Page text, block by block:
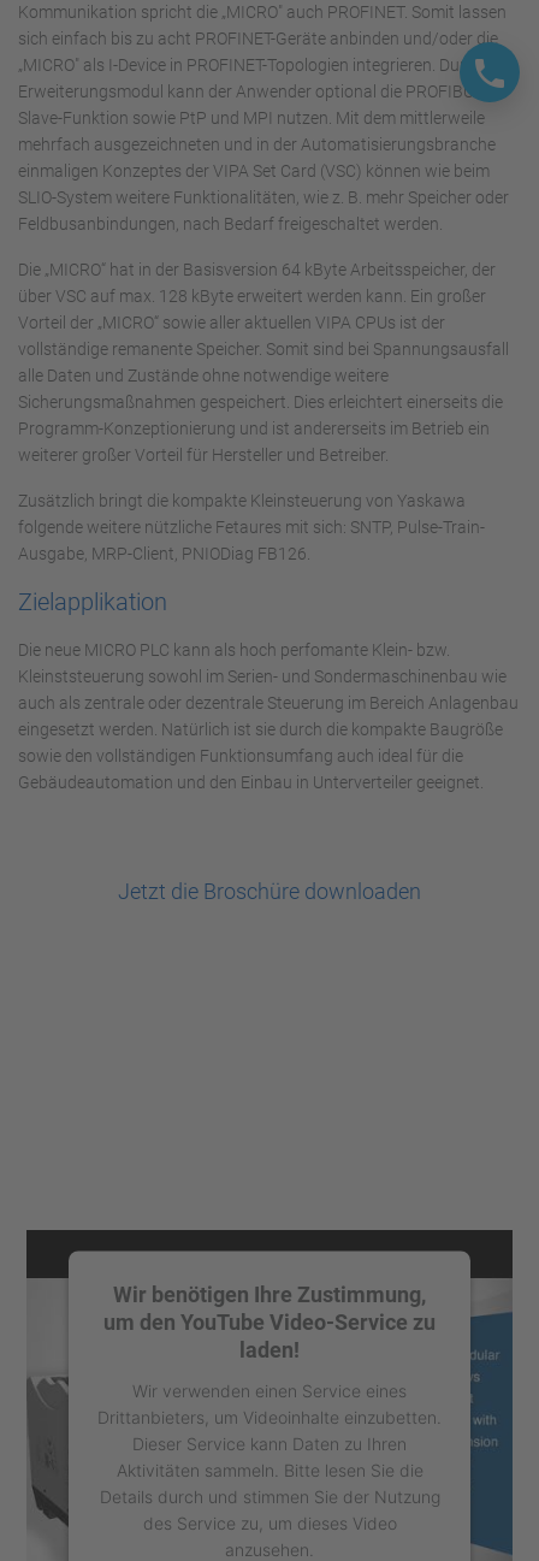
Kommunikation spricht die „MICRO" auch PROFINET. Somit lassen
sich einfach bis zu acht PROFINET-Geräte anbinden und/oder die
„MICRO" als I-Device in PROFINET-Topologien integrieren. Durch ein
Erweiterungsmodul kann der Anwender optional die PROFIBUS-
Slave-Funktion sowie PtP und MPI nutzen. Mit dem mittlerweile
mehrfach ausgezeichneten und in der Automatisierungsbranche
einmaligen Konzeptes der VIPA Set Card (VSC) können wie beim
SLIO-System weitere Funktionalitäten, wie z. B. mehr Speicher oder
Feldbusanbindungen, nach Bedarf freigeschaltet werden.
Die „MICRO“ hat in der Basisversion 64 kByte Arbeitsspeicher, der
über VSC auf max. 128 kByte erweitert werden kann. Ein großer
Vorteil der „MICRO“ sowie aller aktuellen VIPA CPUs ist der
vollständige remanente Speicher. Somit sind bei Spannungsausfall
alle Daten und Zustände ohne notwendige weitere
Sicherungsmaßnahmen gespeichert. Dies erleichtert einerseits die
Programm-Konzeptionierung und ist andererseits im Betrieb ein
weiterer großer Vorteil für Hersteller und Betreiber.
Zusätzlich bringt die kompakte Kleinsteuerung von Yaskawa
folgende weitere nützliche Fetaures mit sich: SNTP, Pulse-Train-
Ausgabe, MRP-Client, PNIODiag FB126.
Zielapplikation
Die neue MICRO PLC kann als hoch perfomante Klein- bzw.
Kleinststeuerung sowohl im Serien- und Sondermaschinenbau wie
auch als zentrale oder dezentrale Steuerung im Bereich Anlagenbau
eingesetzt werden. Natürlich ist sie durch die kompakte Baugröße
sowie den vollständigen Funktionsumfang auch ideal für die
Gebäudeautomation und den Einbau in Unterverteiler geeignet.
Jetzt die Broschüre downloaden
Wir benötigen Ihre Zustimmung,
um den YouTube Video-Service zu
laden!
Wir verwenden einen Service eines
Drittanbieters, um Videoinhalte einzubetten.
Dieser Service kann Daten zu Ihren
Aktivitäten sammeln. Bitte lesen Sie die
Details durch und stimmen Sie der Nutzung
des Service zu, um dieses Video
anzusehen.